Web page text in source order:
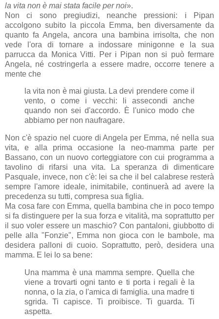
la vita non è mai stata facile per noi».
Non ci sono pregiudizi, neanche pressioni: i Pipan
accolgono subito la piccola Emma, ben diversamente da
quanto fa Angela, ancora una bambina irrisolta, che non
vede l'ora di tornare a indossare minigonne e la sua
parrucca da Monica Vitti. Per i Pipan non si può fermare
Angela, né costringerla a essere madre, occorre tenere a
mente che
la vita non è mai giusta. La devi prendere come il
vento, o come i vecchi: li assecondi anche
quando non sei d'accordo. È l'unico modo che
abbiamo per non naufragare.
Non c'è spazio nel cuore di Angela per Emma, né nella sua
vita, e alla prima occasione la neo-mamma parte per
Bassano, con un nuovo corteggiatore con cui programma a
tavolino di rifarsi una vita. La speranza di dimenticare
Pasquale, invece, non c'è: lei sa che il bel calabrese resterà
sempre l'amore ideale, inimitabile, continuerà ad avere la
precedenza su tutti, compresa sua figlia.
Ma cosa fare con Emma, quella bambina che in poco tempo
si fa distinguere per la sua forza e vitalità, ma soprattutto per
il suo voler essere un maschio? Con pantaloni, giubbotto di
pelle alla "Fonzie", Emma non gioca con le bambole, ma
desidera palloni di cuoio. Soprattutto, però, desidera una
mamma. E lei lo sa bene:
Una mamma è una mamma sempre. Quella che
viene a trovarti ogni tanto e ti porta i regali è la
nonna, o la zia, o l'amica di famiglia. una madre ti
sgrida. Ti capisce. Ti proibisce. Ti guarda. Ti
aspetta.